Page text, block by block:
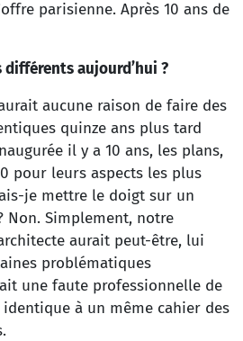
parisienne. Après 10 ans de
aujourd’hui ?
aucune raison de faire des
quinze ans plus tard
il y a 10 ans, les plans,
pour leurs aspects les plus
je mettre le doigt sur un
Simplement, notre
aurait peut-être, lui
problématiques
une faute professionnelle de
à un même cahier des